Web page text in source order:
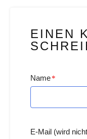
EINEN
Name*
E-Mail (wird